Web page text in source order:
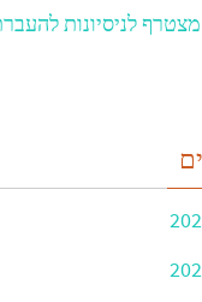
מצטרף לניסיונות